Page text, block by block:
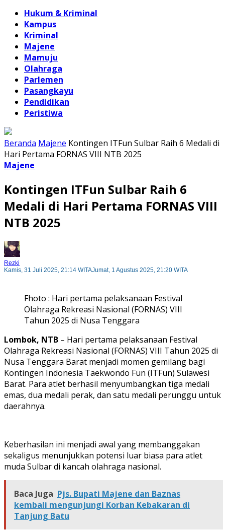
Hukum & Kriminal
Kampus
Kriminal
Majene
Mamuju
Olahraga
Parlemen
Pasangkayu
Pendidikan
Peristiwa
Beranda Majene Kontingen ITFun Sulbar Raih 6 Medali di
Hari Pertama FORNAS VIII NTB 2025
Majene
Kontingen ITFun Sulbar Raih 6
Medali di Hari Pertama FORNAS VIII
NTB 2025
Rezki
Kamis, 31 Juli 2025, 21:14 WITAJumat, 1 Agustus 2025, 21:20 WITA
Fhoto : Hari pertama pelaksanaan Festival
Olahraga Rekreasi Nasional (FORNAS) VIII
Tahun 2025 di Nusa Tenggara
Lombok, NTB – Hari pertama pelaksanaan Festival
Olahraga Rekreasi Nasional (FORNAS) VIII Tahun 2025 di
Nusa Tenggara Barat menjadi momen gemilang bagi
Kontingen Indonesia Taekwondo Fun (ITFun) Sulawesi
Barat. Para atlet berhasil menyumbangkan tiga medali
emas, dua medali perak, dan satu medali perunggu untuk
daerahnya.
Keberhasilan ini menjadi awal yang membanggakan
sekaligus menunjukkan potensi luar biasa para atlet
muda Sulbar di kancah olahraga nasional.
Baca Juga Pjs. Bupati Majene dan Baznas
kembali mengunjungi Korban Kebakaran di
Tanjung Batu